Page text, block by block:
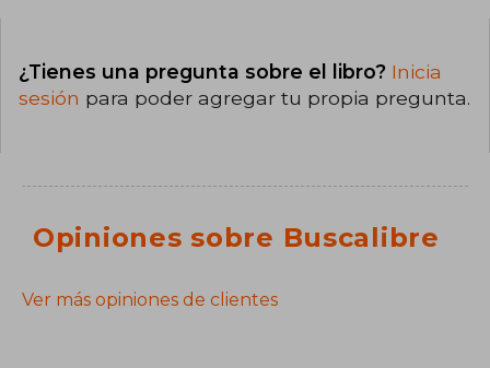
¿Tienes una pregunta sobre el libro? Inicia
sesión para poder agregar tu propia pregunta.
Opiniones sobre Buscalibre
Ver más opiniones de clientes